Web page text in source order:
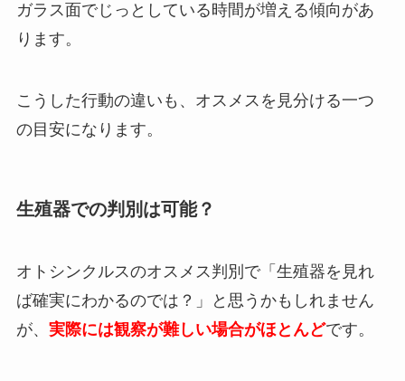
ガラス面でじっとしている時間が増える傾向があ
ります。
こうした行動の違いも、オスメスを見分ける一つ
の目安になります。
生殖器での判別は可能？
オトシンクルスのオスメス判別で「生殖器を見れ
ば確実にわかるのでは？」と思うかもしれません
が、 実際には観察が難しい場合がほとんどです。